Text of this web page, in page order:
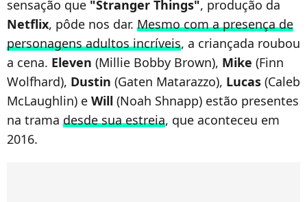
sensação que "Stranger Things", produção da
Netflix, pôde nos dar. Mesmo com a presença de
personagens adultos incríveis, a criançada roubou
a cena. Eleven (Millie Bobby Brown), Mike (Finn
Wolfhard), Dustin (Gaten Matarazzo), Lucas (Caleb
McLaughlin) e Will (Noah Shnapp) estão presentes
na trama desde sua estreia, que aconteceu em
2016.